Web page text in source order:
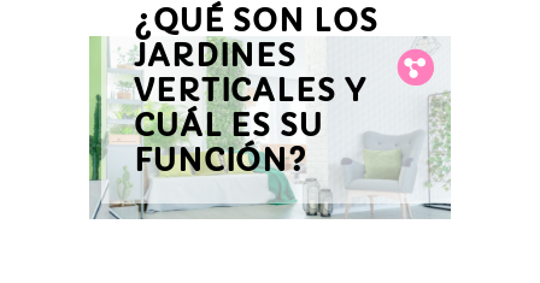
Fb.
Tw.
Pin.
¿QUÉ SON LOS
JARDINES
VERTICALES Y
CUÁL ES SU
FUNCIÓN?